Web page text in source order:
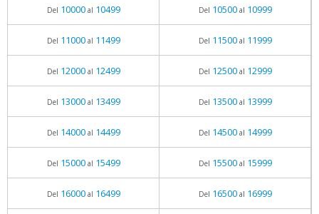
Del 10000al 10499 Del 10500al 10999
Del 11000al 11499 Del 11500al 11999
Del 12000al 12499 Del 12500al 12999
Del 13000al 13499 Del 13500al 13999
Del 14000al 14499 Del 14500al 14999
Del 15000al 15499 Del 15500al 15999
Del 16000al 16499 Del 16500al 16999